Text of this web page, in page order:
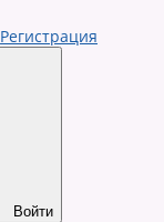
Регистрация
Войти